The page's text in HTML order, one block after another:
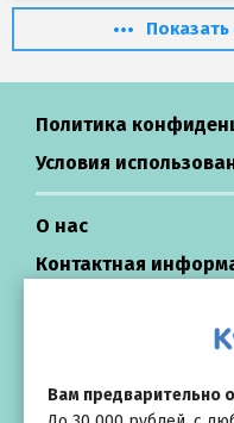
Вам предварительно
Политика
Условия
О нас
Контактная
Займы в